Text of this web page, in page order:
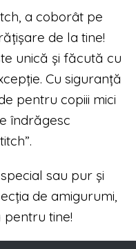
a coborât pe
de la tine!
unică și făcută cu
Cu siguranță
pentru copiii mici
îndrăgesc
sau pur și
de amigurumi,
tine!